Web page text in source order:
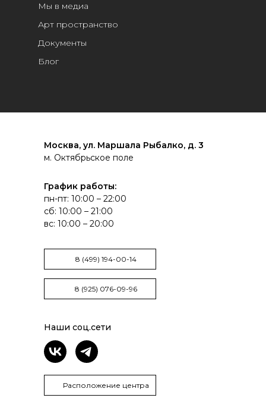
Мы в медиа
Арт пространство
Документы
Блог
График работы:
пн-пт: 10:00 – 22:00
сб: 10:00 – 21:00
вс: 10:00 – 20:00
Москва, ул. Маршала Рыбалко, д. 3
м. Октябрьское поле
Наши соц.сети
Расположение центра
8 (499) 194-00-14
8 (925) 076-09-96